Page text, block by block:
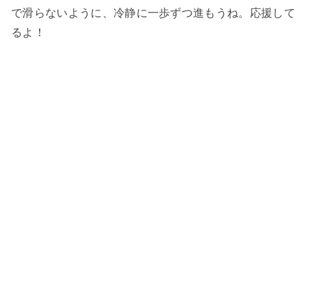
で滑らないように、冷静に一歩ずつ進もうね。応援して
るよ！